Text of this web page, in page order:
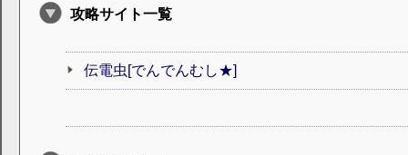
攻略サイト一覧
伝電虫[でんでんむし★]